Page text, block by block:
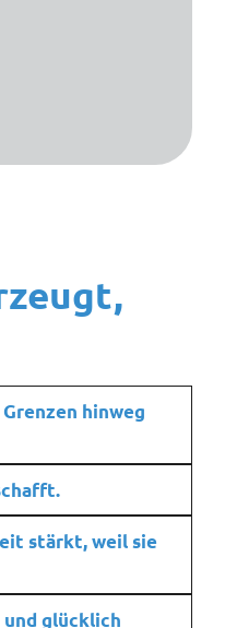
hinweg
stärkt, weil sie
glücklich